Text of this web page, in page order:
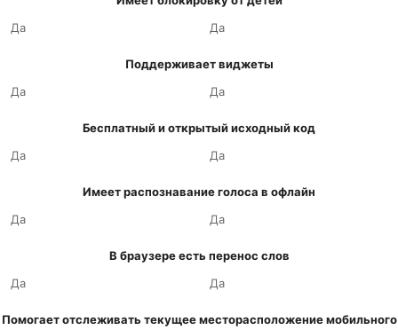
Да
Да
Поддерживает виджеты
Да
Да
Бесплатный и открытый исходный код
Да
Да
Имеет распознавание голоса в офлайн
Да
Да
В браузере есть перенос слов
Да
Да
Помогает отслеживать текущее месторасположение мобильного